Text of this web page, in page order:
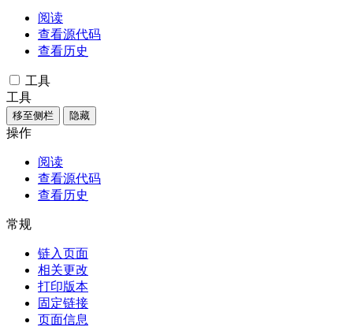
阅读
查看源代码
查看历史
工具
工具
移至侧栏 隐藏
操作
阅读
查看源代码
查看历史
常规
链入页面
相关更改
打印版本
固定链接
页面信息